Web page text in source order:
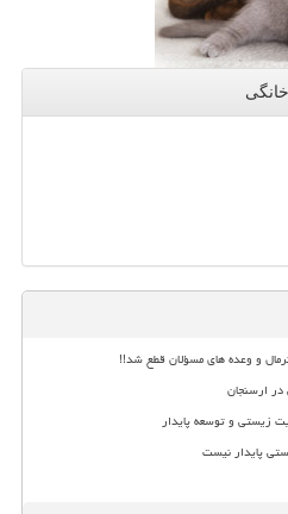
و وعده های مسؤلان قطع شد!!
در ارسنجان
زیستی و توسعه پایدار
پایدار نیست